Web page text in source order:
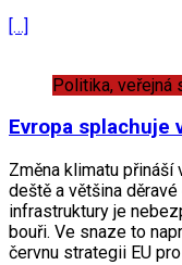
[…]
Politika, veřejná
Evropa splachuje
Změna klimatu přináší
deště a většina
infrastruktury je
bouři. Ve snaze to
červnu strategii EU